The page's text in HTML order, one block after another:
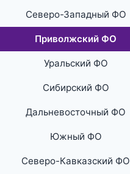
Северо-Западный ФО
Приволжский ФО
Уральский ФО
Сибирский ФО
Дальневосточный ФО
Южный ФО
Северо-Кавказский ФО